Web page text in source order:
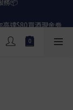
📦
務📦